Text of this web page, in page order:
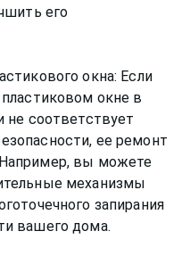
его
окна: Если
окне в
не соответствует
ее ремонт
вы можете
механизмы
запирания
вашего дома.